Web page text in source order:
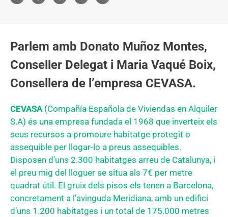
Parlem amb Donato Muñoz Montes,
Conseller Delegat i Maria Vaqué Boix,
Consellera de l’empresa CEVASA.
CEVASA (Compañía Española de Viviendas en Alquiler
S.A) és una empresa fundada el 1968 que inverteix els
seus recursos a promoure habitatge protegit o
assequible per llogar-lo a preus assequibles.
Disposen d’uns 2.300 habitatges arreu de Catalunya, i
el preu mig del lloguer se situa als 7€ per metre
quadrat útil. El gruix dels pisos els tenen a Barcelona,
concretament a l’avinguda Meridiana, amb un edifici
d’uns 1.200 habitatges i un total de 175.000 metres